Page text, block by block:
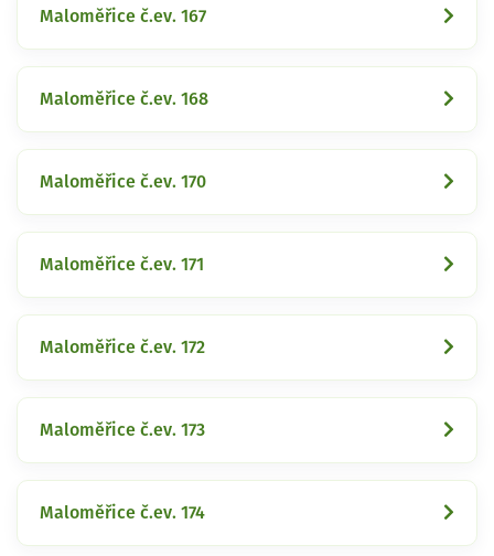
Maloměřice č.ev. 167
Maloměřice č.ev. 168
Maloměřice č.ev. 170
Maloměřice č.ev. 171
Maloměřice č.ev. 172
Maloměřice č.ev. 173
Maloměřice č.ev. 174